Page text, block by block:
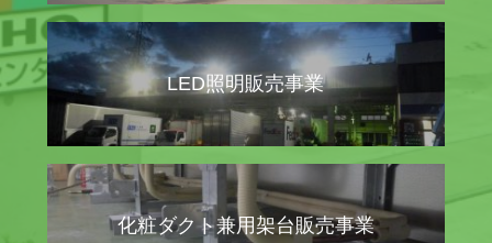
LED照明販売事業
化粧ダクト兼用架台販売事業